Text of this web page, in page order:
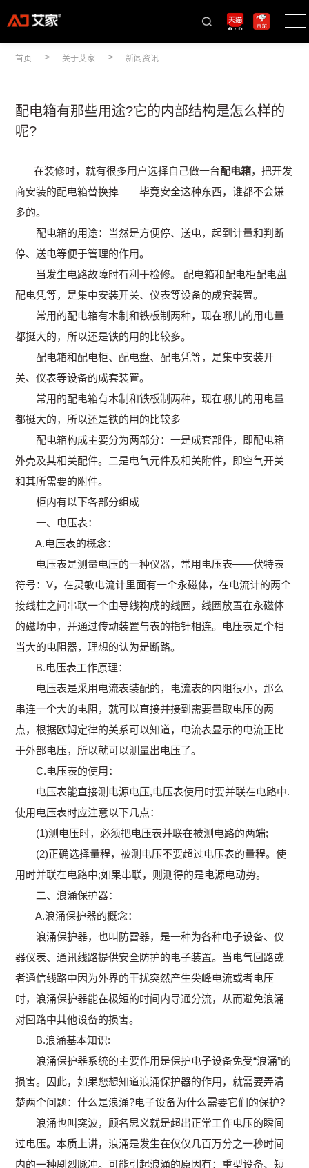
首页 > 关于艾家 >新闻资讯
配电箱有那些用途?它的内部结构是怎么样的
呢?
在装修时，就有很多用户选择自己做一台配电箱，把开发
商安装的配电箱替换掉——毕竟安全这种东西，谁都不会嫌
多的。
配电箱的用途：当然是方便停、送电，起到计量和判断
停、送电等便于管理的作用。
当发生电路故障时有利于检修。 配电箱和配电柜配电盘
配电凭等，是集中安装开关、仪表等设备的成套装置。
常用的配电箱有木制和铁板制两种，现在哪儿的用电量
都挺大的，所以还是铁的用的比较多。
配电箱和配电柜、配电盘、配电凭等，是集中安装开
关、仪表等设备的成套装置。
常用的配电箱有木制和铁板制两种，现在哪儿的用电量
都挺大的，所以还是铁的用的比较多
配电箱构成主要分为两部分：一是成套部件，即配电箱
外壳及其相关配件。二是电气元件及相关附件，即空气开关
和其所需要的附件。
柜内有以下各部分组成
一、电压表：
A.电压表的概念：
电压表是测量电压的一种仪器，常用电压表——伏特表
符号：V，在灵敏电流计里面有一个永磁体，在电流计的两个
接线柱之间串联一个由导线构成的线圈，线圈放置在永磁体
的磁场中，并通过传动装置与表的指针相连。电压表是个相
当大的电阻器，理想的认为是断路。
B.电压表工作原理：
电压表是采用电流表装配的，电流表的内阻很小，那么
串连一个大的电阻，就可以直接并接到需要量取电压的两
点，根据欧姆定律的关系可以知道，电流表显示的电流正比
于外部电压，所以就可以测量出电压了。
C.电压表的使用：
电压表能直接测电源电压,电压表使用时要并联在电路中.
使用电压表时应注意以下几点：
(1)测电压时，必须把电压表并联在被测电路的两端;
(2)正确选择量程，被测电压不要超过电压表的量程。使
用时并联在电路中;如果串联，则测得的是电源电动势。
二、浪涌保护器：
A.浪涌保护器的概念：
浪涌保护器，也叫防雷器，是一种为各种电子设备、仪
器仪表、通讯线路提供安全防护的电子装置。当电气回路或
者通信线路中因为外界的干扰突然产生尖峰电流或者电压
时，浪涌保护器能在极短的时间内导通分流，从而避免浪涌
对回路中其他设备的损害。
B.浪涌基本知识:
浪涌保护器系统的主要作用是保护电子设备免受“浪涌”的
损害。因此，如果您想知道浪涌保护器的作用，就需要弄清
楚两个问题：什么是浪涌?电子设备为什么需要它们的保护?
浪涌也叫突波，顾名思义就是超出正常工作电压的瞬间
过电压。本质上讲，浪涌是发生在仅仅几百万分之一秒时间
内的一种剧烈脉冲。可能引起浪涌的原因有：重型设备、短